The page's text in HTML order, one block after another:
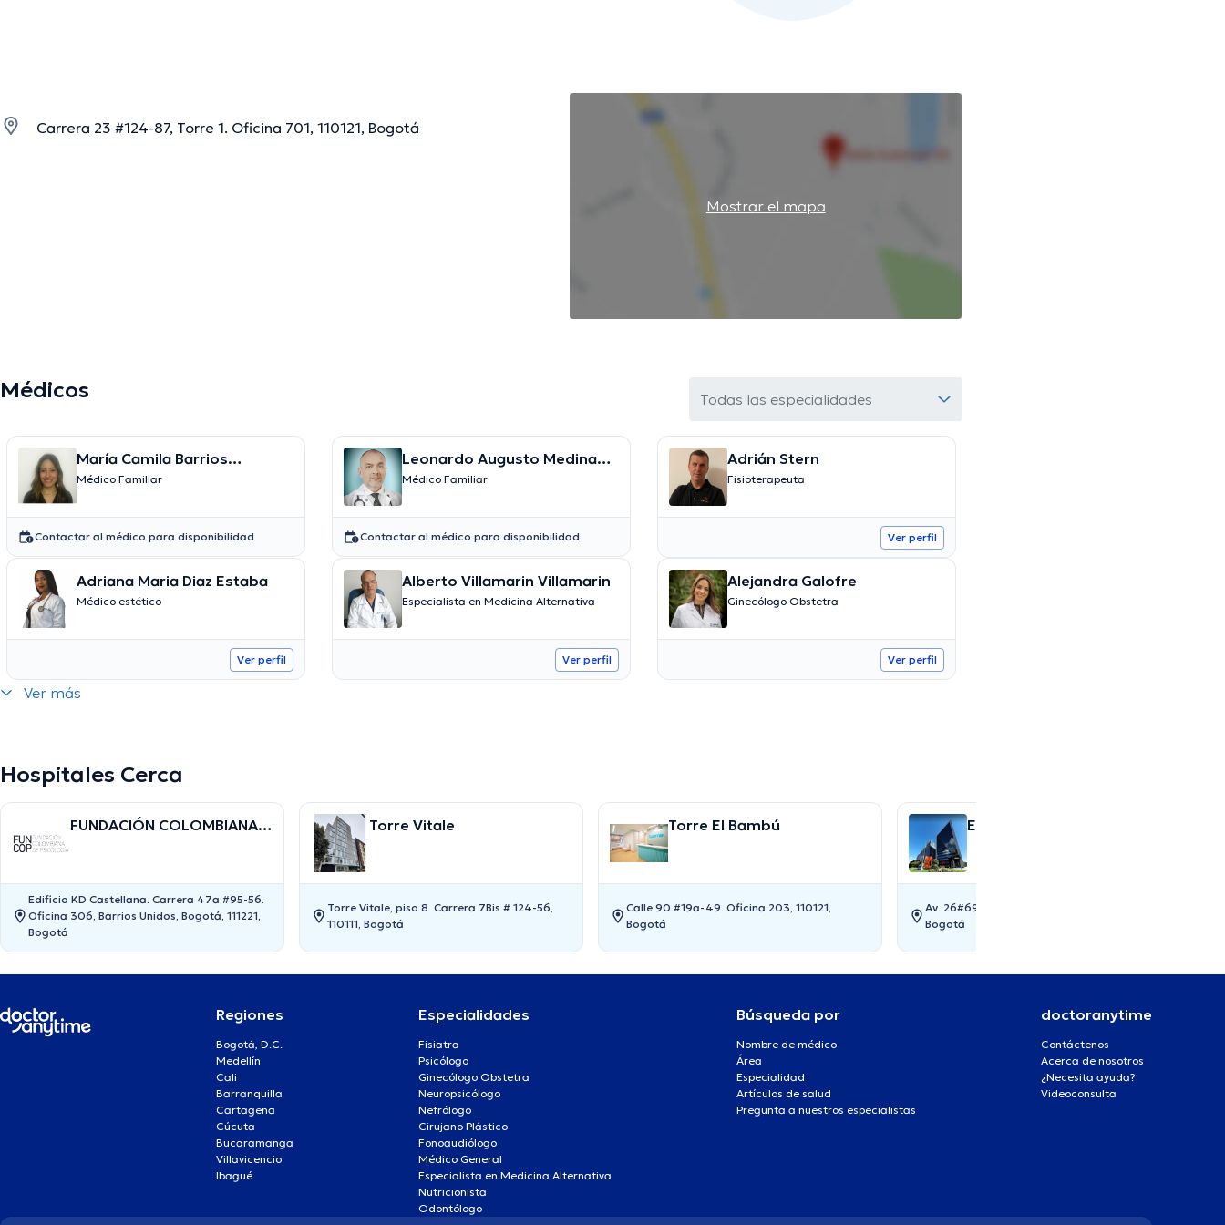
Carrera 23 #124-87, Torre 1. Oficina 701, 110121, Bogotá
Mostrar el mapa
Médicos Todas las especialidades
María Camila Barrios
Martínez
Médico Familiar
Contactar al médico para disponibilidad
Leonardo Augusto Medina
Ospina
Médico Familiar
Contactar al médico para disponibilidad
Adrián Stern
Fisioterapeuta
Ver perfil
Adriana Maria Diaz Estaba
Médico estético
Ver perfil
Alberto Villamarin Villamarin
Especialista en Medicina Alternativa
Ver perfil
Alejandra Galofre
Ginecólogo Obstetra
Ver perfil
Ver más
Hospitales Cerca
FUNDACIÓN COLOMBIANA
Edificio KD Castellana. Carrera 47a #95-56.
Oficina 306, Barrios Unidos, Bogotá, 111221,
Bogotá
Torre Vitale
Torre Vitale, piso 8. Carrera 7Bis # 124-56,
110111, Bogotá
Torre El Bambú
Calle 90 #19a-49. Oficina 203, 110121,
Bogotá
Edificio Elemento
Av. 26#69-73 torre 3 Consultorio 1104, 110111,
Bogotá
Regiones
Bogotá, D.C.
Medellín
Cali
Barranquilla
Cartagena
Cúcuta
Bucaramanga
Villavicencio
Ibagué
Especialidades
Fisiatra
Psicólogo
Ginecólogo Obstetra
Neuropsicólogo
Nefrólogo
Cirujano Plástico
Fonoaudiólogo
Médico General
Especialista en Medicina Alternativa
Nutricionista
Odontólogo
Búsqueda por
Nombre de médico
Área
Especialidad
Artículos de salud
Pregunta a nuestros especialistas
doctoranytime
Contáctenos
Acerca de nosotros
¿Necesita ayuda?
Videoconsulta